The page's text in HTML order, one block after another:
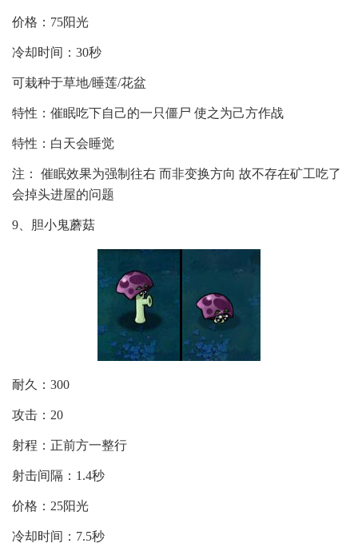
价格：75阳光
冷却时间：30秒
可栽种于草地/睡莲/花盆
特性：催眠吃下自己的一只僵尸 使之为己方作战
特性：白天会睡觉
注： 催眠效果为强制往右 而非变换方向 故不存在矿工吃了
会掉头进屋的问题
9、胆小鬼蘑菇
耐久：300
攻击：20
射程：正前方一整行
射击间隔：1.4秒
价格：25阳光
冷却时间：7.5秒